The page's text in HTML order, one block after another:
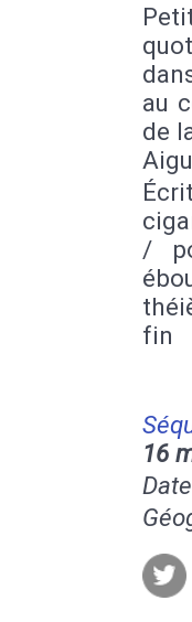
au
de
/
fin
16